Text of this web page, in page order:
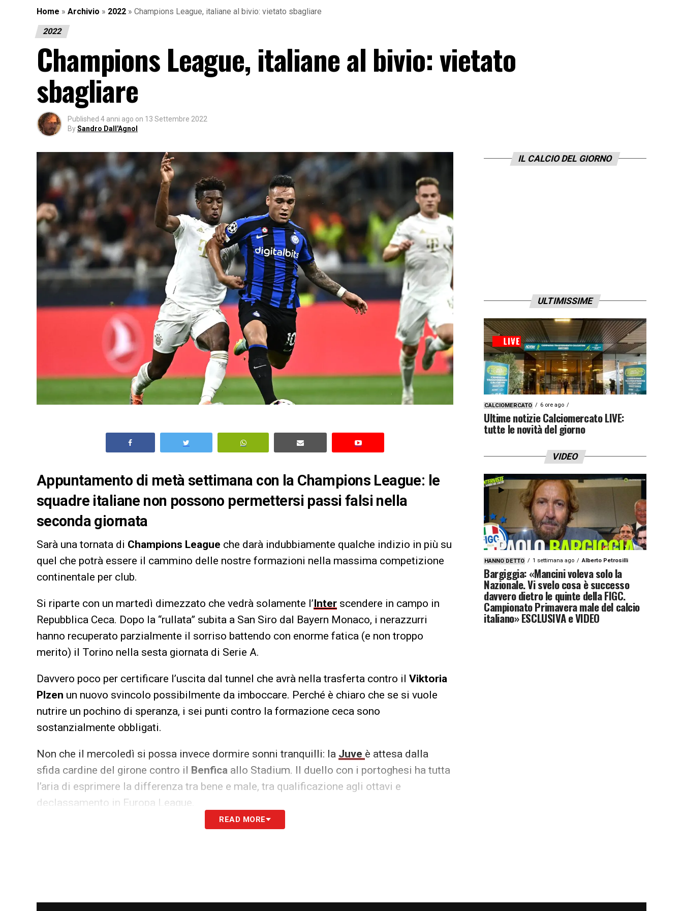
Home » Archivio » 2022 » Champions League, italiane al bivio: vietato sbagliare
2022
Champions League, italiane al bivio: vietato
sbagliare
Published 4 anni ago on 13 Settembre 2022
BySandro Dall'Agnol
Appuntamento di metà settimana con la Champions League: le
squadre italiane non possono permettersi passi falsi nella
seconda giornata
Sarà una tornata di Champions League che darà indubbiamente qualche indizio in più su
quel che potrà essere il cammino delle nostre formazioni nella massima competizione
continentale per club.
Si riparte con un martedì dimezzato che vedrà solamente l’Inter scendere in campo in
Repubblica Ceca. Dopo la “rullata” subita a San Siro dal Bayern Monaco, i nerazzurri
hanno recuperato parzialmente il sorriso battendo con enorme fatica (e non troppo
merito) il Torino nella sesta giornata di Serie A.
Davvero poco per certificare l’uscita dal tunnel che avrà nella trasferta contro il Viktoria
Plzen un nuovo svincolo possibilmente da imboccare. Perché è chiaro che se si vuole
nutrire un pochino di speranza, i sei punti contro la formazione ceca sono
sostanzialmente obbligati.
Non che il mercoledì si possa invece dormire sonni tranquilli: la Juve è attesa dalla
sfida cardine del girone contro il Benfica allo Stadium. Il duello con i portoghesi ha tutta
l’aria di esprimere la differenza tra bene e male, tra qualificazione agli ottavi e
declassamento in Europa League.
Milandi Pioli che dopo il pareggino in quel di Salisburgo
contro iRangers. Vietato abbassare la guardia, vanificare la notte magica vissuta una
READ MORE
IL CALCIO DEL GIORNO
ULTIMISSIME
CALCIOMERCATO 6 ore ago
Ultime notizie Calciomercato LIVE:
tutte le novità del giorno
VIDEO
HANNO DETTO 1 settimana ago Alberto Petrosilli
Bargiggia: «Mancini voleva solo la
Nazionale. Vi svelo cosa è successo
davvero dietro le quinte della FIGC.
Campionato Primavera male del calcio
italiano» ESCLUSIVA e VIDEO